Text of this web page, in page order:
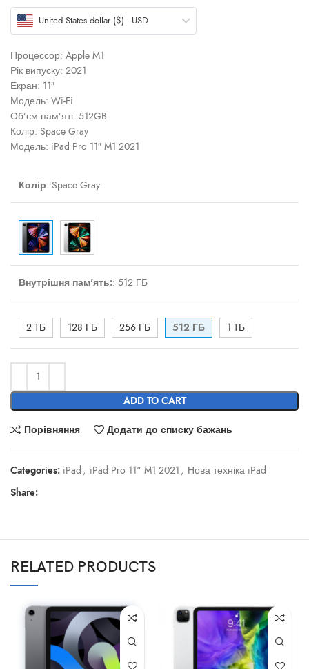
United States dollar ($) - USD
Процессор: Apple M1
Рік випуску: 2021
Екран: 11″
Модель: Wi-Fi
Об’єм пам’яті: 512GB
Колір: Space Gray
Модель: iPad Pro 11″ M1 2021
Колір: Space Gray
Внутрішня пам'ять:: 512 ГБ
2 TБ 128 ГБ 256 ГБ 512 ГБ 1 TБ
ADD TO CART
Порівняння Додати до списку бажань
Categories: iPad , iPad Pro 11" M1 2021 , Нова техніка iPad
Share:
RELATED PRODUCTS